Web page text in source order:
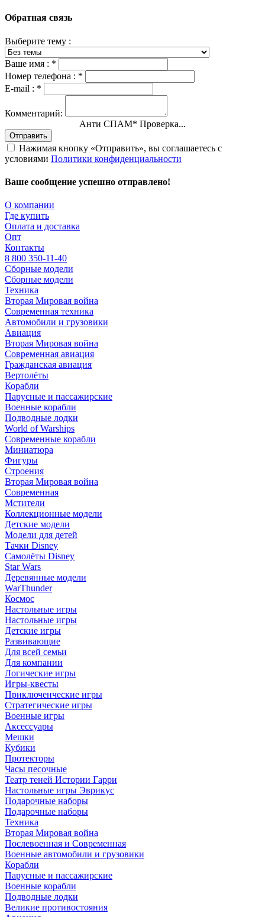
Обратная связь
Выберите тему :
Ваше имя : *
Номер телефона : *
E-mail : *
Комментарий:
Анти СПАМ* Проверка...
Отправить
Нажимая кнопку «Отправить», вы соглашаетесь с
условиями Политики конфиденциальности
Ваше сообщение успешно отправлено!
О компании
Где купить
Оплата и доставка
Опт
Контакты
8 800 350-11-40
Сборные модели
Сборные модели
Техника
Вторая Мировая война
Современная техника
Автомобили и грузовики
Авиация
Вторая Мировая война
Современная авиация
Гражданская авиация
Вертолёты
Корабли
Парусные и пассажирские
Военные корабли
Подводные лодки
World of Warships
Современные корабли
Миниатюра
Фигуры
Строения
Вторая Мировая война
Современная
Мстители
Коллекционные модели
Детские модели
Модели для детей
Тачки Disney
Самолёты Disney
Star Wars
Деревянные модели
WarThunder
Космос
Настольные игры
Настольные игры
Детские игры
Развивающие
Для всей семьи
Для компании
Логические игры
Игры-квесты
Приключенческие игры
Стратегические игры
Военные игры
Аксессуары
Мешки
Кубики
Протекторы
Часы песочные
Театр теней Истории Гарри
Настольные игры Эврикус
Подарочные наборы
Подарочные наборы
Техника
Вторая Мировая война
Послевоенная и Современная
Военные автомобили и грузовики
Корабли
Парусные и пассажирские
Военные корабли
Подводные лодки
Великие противостояния